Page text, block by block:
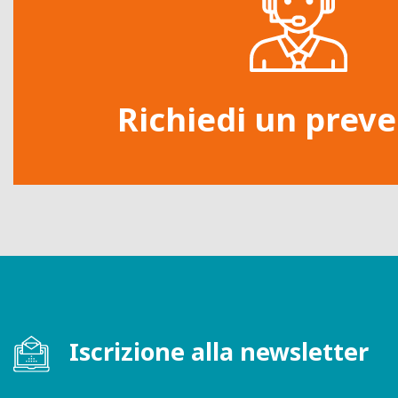
Richiedi un
Iscrizione alla newsletter